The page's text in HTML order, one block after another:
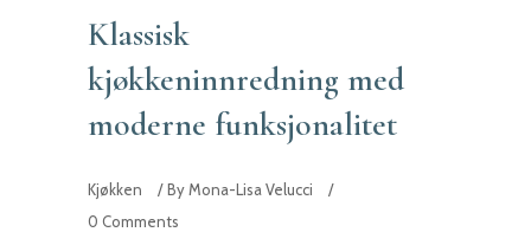
Klassisk
kjøkkeninnredning med
moderne funksjonalitet
Kjøkken ByMona-Lisa Velucci
0 Comments